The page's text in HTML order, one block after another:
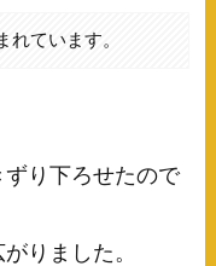
ています。
り下ろせたので
りました。